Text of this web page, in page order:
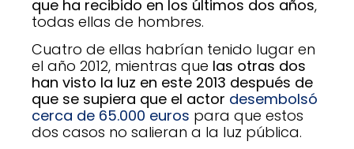
que ha recibido en los últimos dos años,
todas ellas de hombres.
Cuatro de ellas habrían tenido lugar en
el año 2012, mientras que las otras dos
han visto la luz en este 2013 después de
que se supiera que el actor desembolsó
cerca de 65.000 euros para que estos
dos casos no salieran a la luz pública.